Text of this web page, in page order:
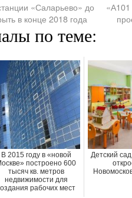
«Саларьево» до
в конце 2018 года
по теме:
В 2015 году в «новой
построено 600
тысяч кв. метров
недвижимости для
рабочих мест
Детский